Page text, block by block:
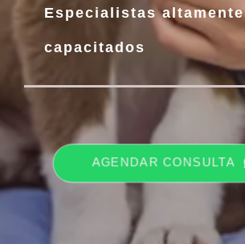
Especialistas altamente
capacitados
AGENDAR CONSULTA